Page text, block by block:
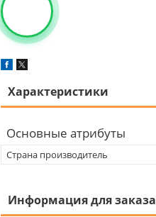
Характеристики
Основные атрибуты
Страна производитель
Информация для заказа